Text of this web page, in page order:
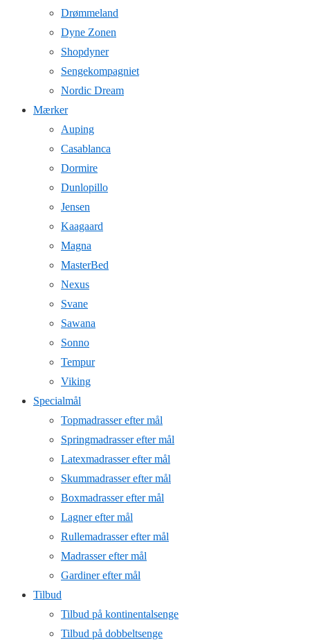
Drømmeland
Dyne Zonen
Shopdyner
Sengekompagniet
Nordic Dream
Mærker
Auping
Casablanca
Dormire
Dunlopillo
Jensen
Kaagaard
Magna
MasterBed
Nexus
Svane
Sawana
Sonno
Tempur
Viking
Specialmål
Topmadrasser efter mål
Springmadrasser efter mål
Latexmadrasser efter mål
Skummadrasser efter mål
Boxmadrasser efter mål
Lagner efter mål
Rullemadrasser efter mål
Madrasser efter mål
Gardiner efter mål
Tilbud
Tilbud på kontinentalsenge
Tilbud på dobbeltsenge